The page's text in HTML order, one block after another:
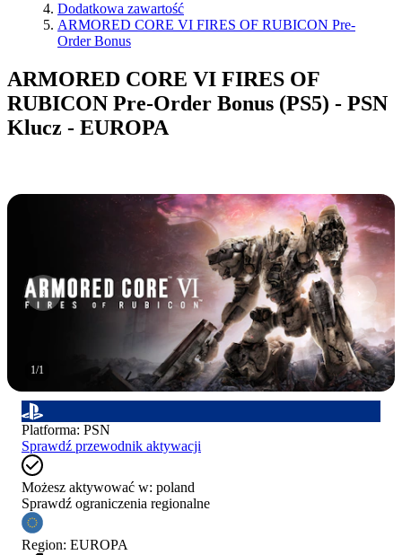
Dodatkowa zawartość
ARMORED CORE VI FIRES OF RUBICON Pre-
Order Bonus
ARMORED CORE VI FIRES OF
RUBICON Pre-Order Bonus (PS5) - PSN
Klucz - EUROPA
1/1
Platforma: PSN
Sprawdź przewodnik aktywacji
Możesz aktywować w: poland
Sprawdź ograniczenia regionalne
Region: EUROPA